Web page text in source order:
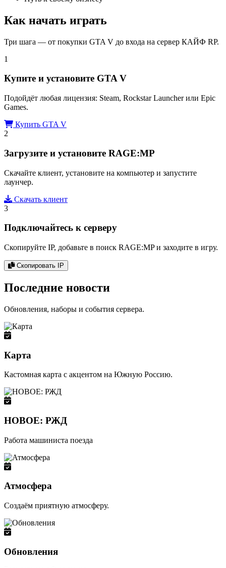
Как начать играть
Три шага — от покупки GTA V до входа на сервер КАЙФ RP.
1
Купите и установите GTA V
Подойдёт любая лицензия: Steam, Rockstar Launcher или Epic
Games.
Купить GTA V
2
Загрузите и установите RAGE:MP
Скачайте клиент, установите на компьютер и запустите
лаунчер.
Скачать клиент
3
Подключайтесь к серверу
Скопируйте IP, добавьте в поиск RAGE:MP и заходите в игру.
Скопировать IP
Последние новости
Обновления, наборы и события сервера.
Карта
Кастомная карта с акцентом на Южную Россию.
НОВОЕ: РЖД
Работа машиниста поезда
Атмосфера
Создаём приятную атмосферу.
Обновления